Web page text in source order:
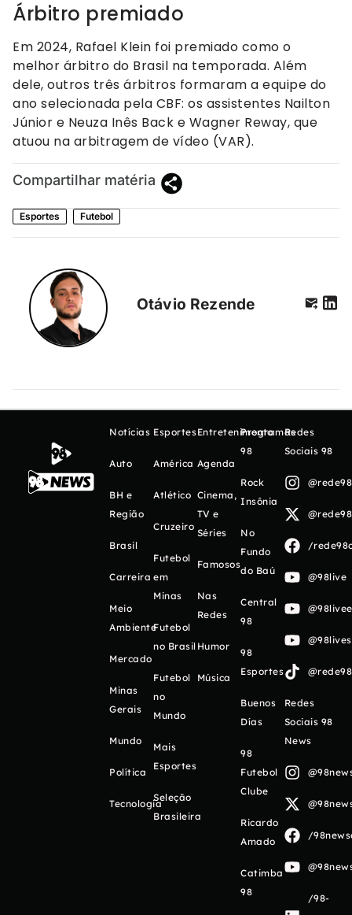
Árbitro premiado
Em 2024, Rafael Klein foi premiado como o
melhor árbitro do Brasil na temporada. Além
dele, outros três árbitros formaram a equipe do
ano selecionada pela CBF: os assistentes Nailton
Júnior e Neuza Inês Back e Wagner Reway, que
atuou na arbitragem de vídeo (VAR).
Compartilhar matéria
Esportes Futebol
Otávio Rezende
Notícias
Auto
BH e
Região
Brasil
Carreira
Meio
Ambiente
Mercado
Minas
Gerais
Mundo
Política
Tecnologia
Esportes
América
Atlético
Cruzeiro
Futebol
em
Minas
Futebol
no Brasil
Futebol
no
Mundo
Mais
Esportes
Seleção
Brasileira
Entretenimento
Agenda
Cinema,
TV e
Séries
Famosos
Nas
Redes
Humor
Música
Programas
98
Rock
Insônia
No
Fundo
do Baú
Central
98
98
Esportes
Buenos
Días
98
Futebol
Clube
Ricardo
Amado
Catimba
98
Redes
Sociais 98
/
@98live
Redes
Sociais 98
News
/
/98-